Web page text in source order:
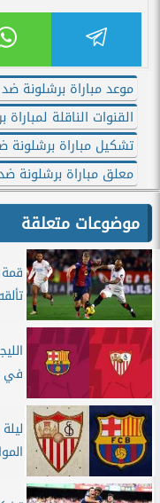
موعد مباراة برشلونة
القنوات الناقلة
تشكيل مباراة برشلونة
معلق مباراة برشلونة
موضوعات متعلقة
في